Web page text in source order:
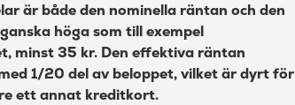
prislista
är både den nominella räntan och den
höga som till exempel
minst 35 kr. Den effektiva räntan
1/20 del av beloppet, vilket är dyrt för
ett annat kreditkort.